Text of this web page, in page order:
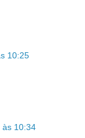
10:25
às 10:34